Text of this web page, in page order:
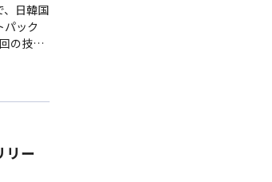
、日韓国
ック
の技術
…
リー